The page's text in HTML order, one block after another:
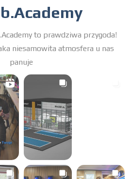
to prawdziwa przygoda!
niesamowita atmosfera u nas
panuje